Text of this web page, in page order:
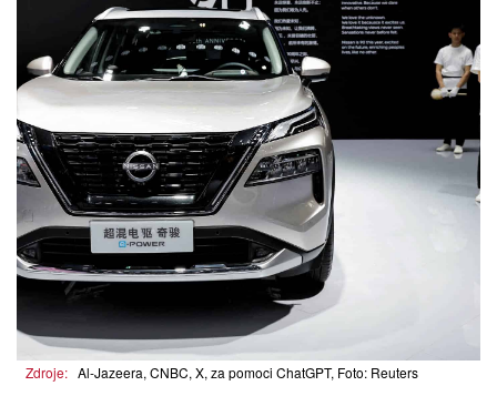
Zdroje: Al-Jazeera, CNBC, X, za pomoci ChatGPT, Foto: Reuters